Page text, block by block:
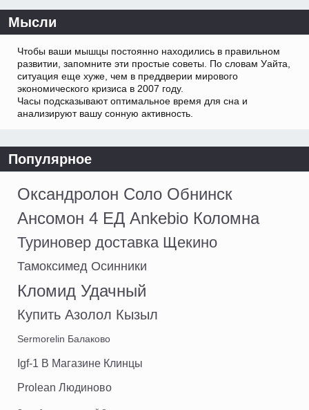
Мысли
Чтобы ваши мышцы постоянно находились в правильном
развитии, запомните эти простые советы. По словам Уайта,
ситуация еще хуже, чем в преддверии мирового
экономического кризиса в 2007 году.
Часы подсказывают оптимальное время для сна и
анализируют вашу сонную активность.
Популярное
Оксандролон Соло Обнинск
Ансомон 4 ЕД Ankebio Коломна
Туриновер доставка Щекино
Тамоксимед Осинники
Кломид Удачный
Купить Азолол Кызыл
Sermorelin Балаково
Igf-1 В Магазине Клинцы
Prolean Людиново